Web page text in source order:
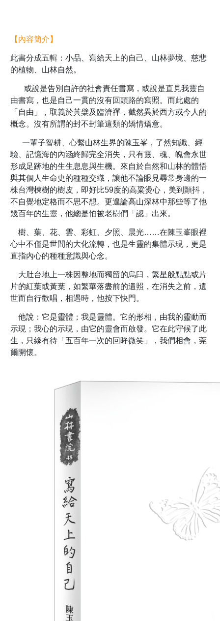
【內容簡介】
此書分成五輯：小品、寫給天上的自己、山林夢境、慈悲
的植物、山林自然。
或說是告別自許的社會責任書寫，或說是直見我靈自
由書寫，也是自己一貫的沒有回頭路的寫照。而此處的
「自由」，取義於黃檗及臨濟禪，截然異於西方或今人的
概念。沒有所謂的封不封筆這類的矯情矯意。
一輩子智耕、心繫山林生界的陳玉峯，了然知識、經
驗、記憶海的內涵終歸完全消失，只有靈、魂、魄會永世
形成足跡地的生生息息與生機。來自於自然和山林的體悟
與其個人生命史的種種交織，讓他不論眼見尋常身邊的一
株台灣楝樹的樹皮，即好比59度的高粱燙心，美到顫抖，
不自覺地定格而不思不想。更遑論高山深林中那些等了他
幾百年的生靈，他總是怕被老樹們「認」出來。
樹、葉、花、雲、彩虹、夕照、晨光……在陳玉峯眼裡
心中不僅是世間的大化流轉，也是生靈的集體示現，更是
直指內心的種種意識與心念。
大肚台地上一株因整地而獨留的烏臼，繁星般點點或片
片的紅葉或黃葉，如繁華落盡前的遺照，在消失之前，遺
世而自行歡唱，相遇時，他按下快門。
他說：它是靈體；我是靈體。它的形相，由我的靈動而
示現；我心的示現，由它的靈會而啟發。它在此守候了此
生，只緣有待「五百年一次的回眸微笑」，我們相會，莞
爾開懷。